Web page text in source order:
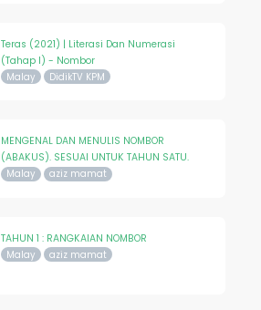
Teras (2021) | Literasi Dan Numerasi
(Tahap I) - Nombor
Malay DidikTV KPM
MENGENAL DAN MENULIS NOMBOR
(ABAKUS). SESUAI UNTUK TAHUN SATU.
Malay aziz mamat
TAHUN 1 : RANGKAIAN NOMBOR
Malay aziz mamat